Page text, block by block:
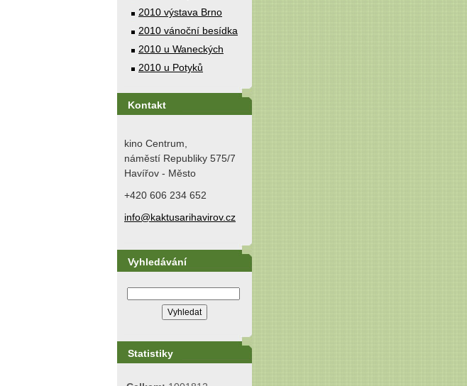
2010 výstava Brno
2010 vánoční besídka
2010 u Waneckých
2010 u Potyků
Kontakt
kino Centrum,
náměstí Republiky 575/7
Havířov - Město
+420 606 234 652
info@kaktusarihavirov.cz
Vyhledávání
Statistiky